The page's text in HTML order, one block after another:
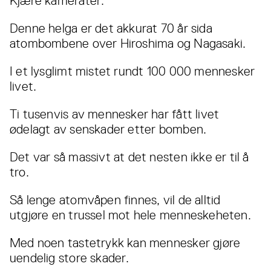
Denne helga er det akkurat 70 år sida
atombombene over Hiroshima og Nagasaki.
I et lysglimt mistet rundt 100 000 mennesker
livet.
Ti tusenvis av mennesker har fått livet
ødelagt av senskader etter bomben.
Det var så massivt at det nesten ikke er til å
tro.
Så lenge atomvåpen finnes, vil de alltid
utgjøre en trussel mot hele menneskeheten.
Med noen tastetrykk kan mennesker gjøre
uendelig store skader.